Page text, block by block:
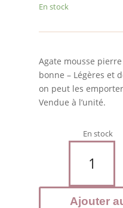
En stock
Agate mousse
bonne – Légères et
on peut les
Vendue à l’unité.
En stock
Mousse
pierre
Ajouter